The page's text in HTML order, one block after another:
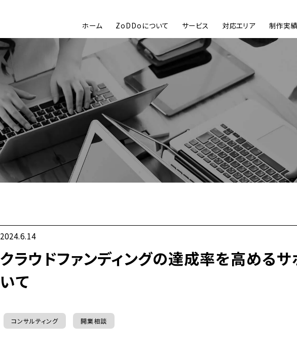
ホーム ZoDDoについて サービス 対応エリア 制作実績
2024.6.14
クラウドファンディングの達成率を高める
いて
コンサルティング 開業相談